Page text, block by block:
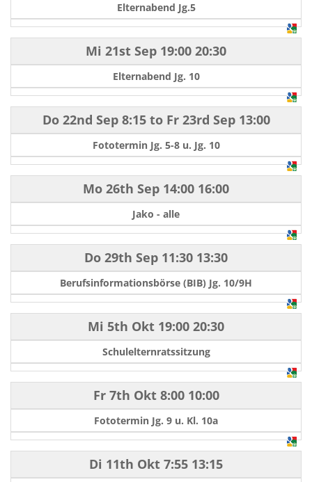
Elternabend Jg.5
Mi 21st Sep 19:00 20:30
Elternabend Jg. 10
Do 22nd Sep8:15 to Fr 23rd Sep13:00
Fototermin Jg. 5-8 u. Jg. 10
Mo 26th Sep 14:00 16:00
Jako - alle
Do 29th Sep 11:30 13:30
Berufsinformationsbörse (BIB) Jg. 10/9H
Mi 5th Okt 19:00 20:30
Schulelternratssitzung
Fr 7th Okt8:00 10:00
Fototermin Jg. 9 u. Kl. 10a
Di 11th Okt 7:55 13:15